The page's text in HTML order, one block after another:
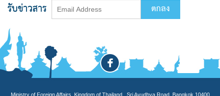
รับข่าวสาร
Ministry of Foreign Affairs, Kingdom of Thailand , Sri Ayudhya Road, Bangkok 10400